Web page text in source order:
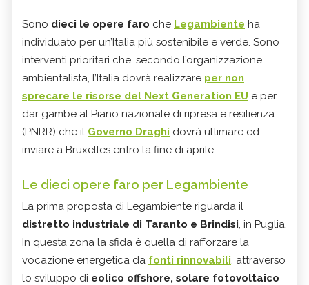
Sono dieci le opere faro che Legambiente ha
individuato per un’Italia più sostenibile e verde. Sono
interventi prioritari che, secondo l’organizzazione
ambientalista, l’Italia dovrà realizzare per non
sprecare le risorse del Next Generation EU e per
dar gambe al Piano nazionale di ripresa e resilienza
(PNRR) che il Governo Draghi dovrà ultimare ed
inviare a Bruxelles entro la fine di aprile.
Le dieci opere faro per Legambiente
La prima proposta di Legambiente riguarda il
distretto industriale di Taranto e Brindisi, in Puglia.
In questa zona la sfida è quella di rafforzare la
vocazione energetica da fonti rinnovabili, attraverso
lo sviluppo di eolico offshore, solare fotovoltaico